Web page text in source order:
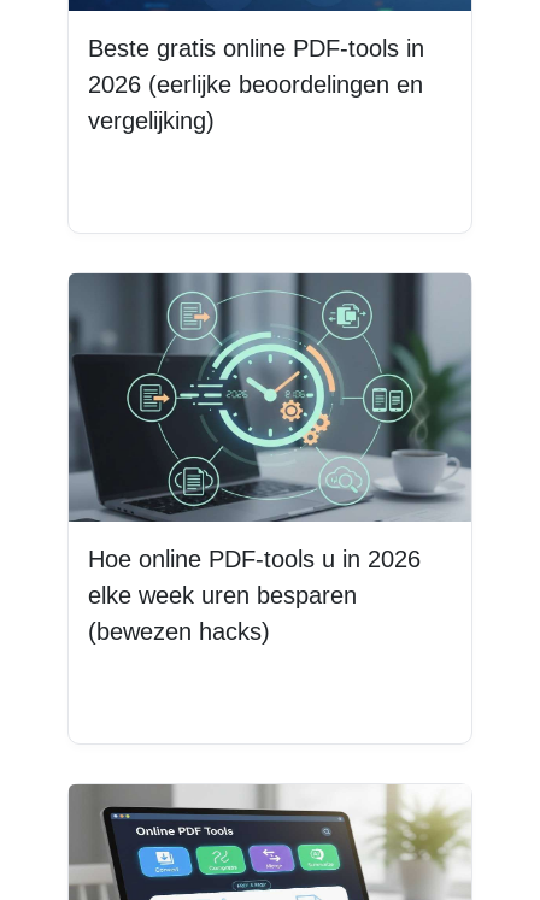
Beste gratis online PDF-tools in
2026 (eerlijke beoordelingen en
vergelijking)
Hoe online PDF-tools u in 2026
elke week uren besparen
(bewezen hacks)